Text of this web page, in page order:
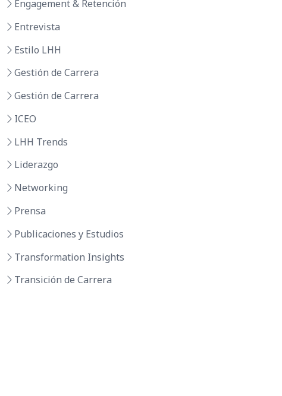
Engagement & Retención
Entrevista
Estilo LHH
Gestión de Carrera
Gestión de Carrera
ICEO
LHH Trends
Liderazgo
Networking
Prensa
Publicaciones y Estudios
Transformation Insights
Transición de Carrera